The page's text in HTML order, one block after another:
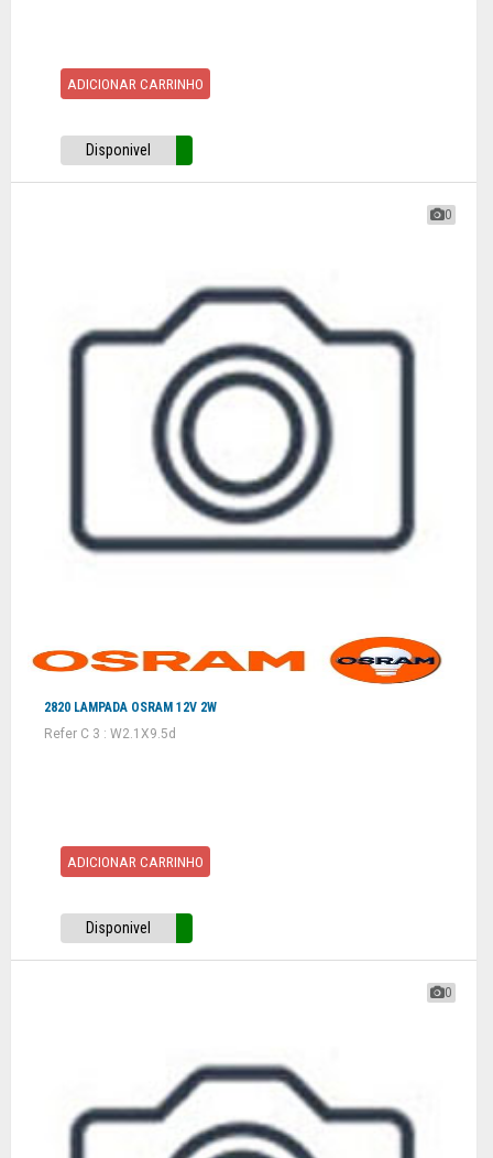
ADICIONAR CARRINHO
Disponivel
0
2820 LAMPADA OSRAM 12V 2W
Refer C 3 : W2.1X9.5d
ADICIONAR CARRINHO
Disponivel
0